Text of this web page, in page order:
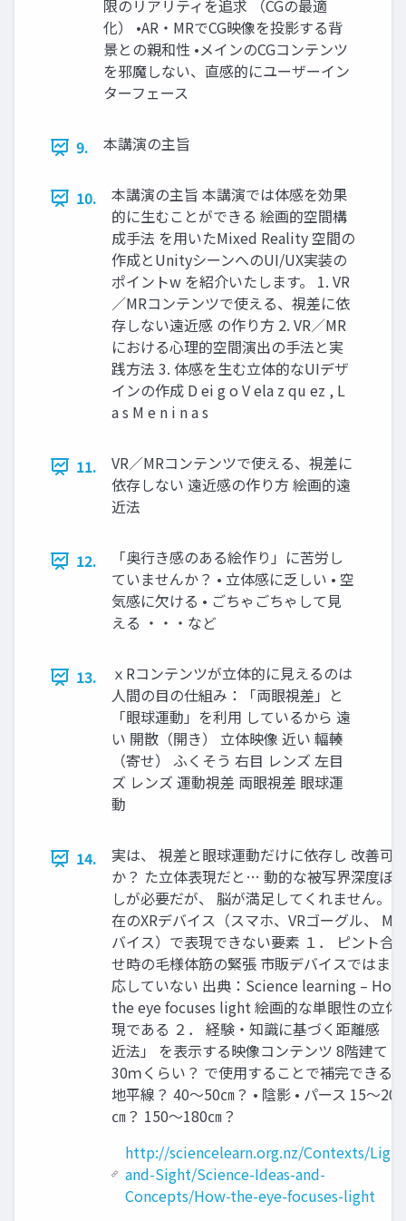
限のリアリティを追求 （CGの最適
化） •AR・MRでCG映像を投影する背
景との親和性 •メインのCGコンテンツ
を邪魔しない、直感的にユーザーイン
ターフェース
9. 本講演の主旨
10.
本講演の主旨 本講演では体感を効果
的に生むことができる 絵画的空間構
成手法 を用いたMixed Reality 空間の
作成とUnityシーンへのUI/UX実装の
ポイントw を紹介いたします。 1. VR
／MRコンテンツで使える、視差に依
存しない遠近感 の作り方 2. VR／MR
における心理的空間演出の手法と実
践方法 3. 体感を生む立体的なUIデザ
インの作成 D ei g o V ela z qu ez , L
a s M e n i n a s
11.
VR／MRコンテンツで使える、視差に
依存しない 遠近感の作り方 絵画的遠
近法
12.
「奥行き感のある絵作り」に苦労し
ていませんか？ • 立体感に乏しい • 空
気感に欠ける • ごちゃごちゃして見
える ・・・など
13.
ｘRコンテンツが立体的に見えるのは
人間の目の仕組み：「両眼視差」と
「眼球運動」を利用 しているから 遠
い 開散（開き） 立体映像 近い 輻輳
（寄せ） ふくそう 右目 レンズ 左目
ズ レンズ 運動視差 両眼視差 眼球運
動
14.
実は、 視差と眼球運動だけに依存し 改善可
か？ た立体表現だと… 動的な被写界深度ぼ
しが必要だが、 脳が満足してくれません。
在のXRデバイス（スマホ、VRゴーグル、
バイス）で表現できない要素 １． ピント合
せ時の毛様体筋の緊張 市販デバイスではま
応していない 出典：Science learning – How
the eye focuses light 絵画的な単眼性の立体
現である ２． 経験・知識に基づく距離感 「
近法」 を表示する映像コンテンツ 8階建て？
30ｍくらい？ で使用することで補完できる！
地平線？ 40～50㎝？ • 陰影 • パース 15～20
㎝？ 150～180㎝？
http://sciencelearn.org.nz/Contexts/
and-Sight/Science-Ideas-and-
Concepts/How-the-eye-focuses-light